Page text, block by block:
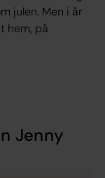
julen. Men i år
hem, på
Jenny